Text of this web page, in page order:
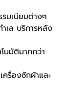
รมเนียมต่างๆ
เล บริการหลัง
นมัติมากกว่า
ครื่องซักผ้าและ